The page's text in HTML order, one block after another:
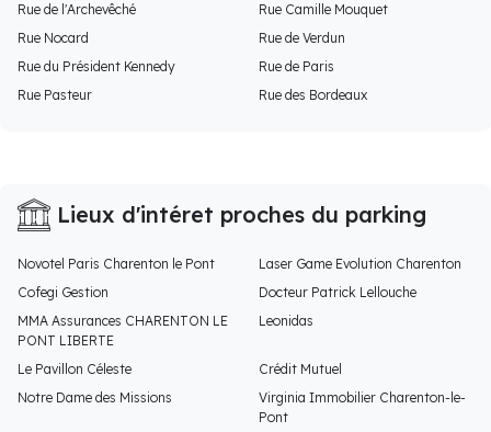
Rue de l'Archevêché
Rue Camille Mouquet
Rue Nocard
Rue de Verdun
Rue du Président Kennedy
Rue de Paris
Rue Pasteur
Rue des Bordeaux
Lieux d'intéret proches du parking
Novotel Paris Charenton le Pont
Laser Game Evolution Charenton
Cofegi Gestion
Docteur Patrick Lellouche
MMA Assurances CHARENTON LE
PONT LIBERTE
Leonidas
Le Pavillon Céleste
Crédit Mutuel
Notre Dame des Missions
Virginia Immobilier Charenton-le-
Pont